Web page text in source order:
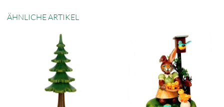
ÄHNLICHE ARTIKEL